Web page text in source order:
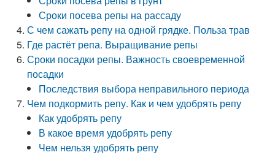
Сроки посева репы на рассаду
С чем сажать репу на одной грядке. Польза трав
Где растёт репа. Выращивание репы
Сроки посадки репы. Важность своевременной
посадки
Последствия выбора неправильного периода
Чем подкормить репу. Как и чем удобрять репу
Как удобрять репу
В какое время удобрять репу
Чем нельзя удобрять репу